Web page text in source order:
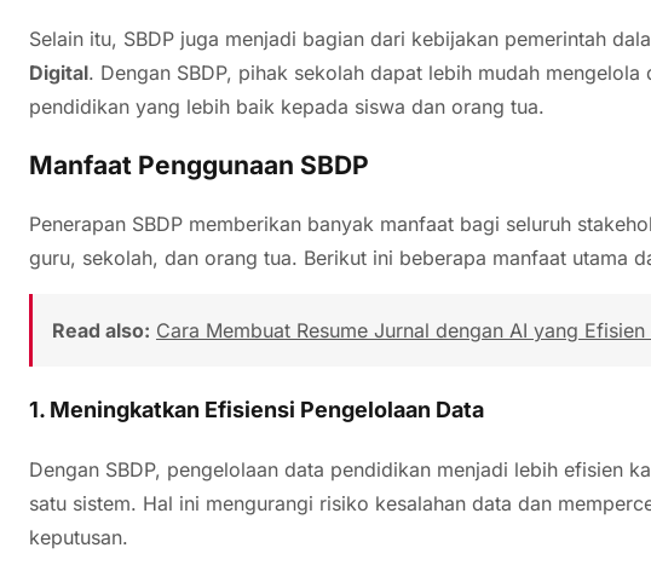
Selain itu, SBDP juga menjadi bagian dari kebijakan pemerintah
Digital. Dengan SBDP, pihak sekolah dapat lebih mudah
pendidikan yang lebih baik kepada siswa dan orang tua.
Manfaat Penggunaan SBDP
Penerapan SBDP memberikan banyak manfaat bagi seluruh
guru, sekolah, dan orang tua. Berikut ini beberapa manfaat utama
Read also: Cara Membuat Resume Jurnal dengan AI yang
1. Meningkatkan Efisiensi Pengelolaan Data
Dengan SBDP, pengelolaan data pendidikan menjadi lebih efisien
satu sistem. Hal ini mengurangi risiko kesalahan data dan
keputusan.